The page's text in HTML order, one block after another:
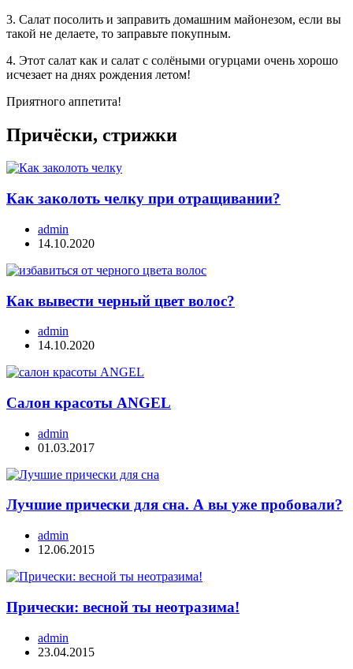
3. Салат посолить и заправить домашним майонезом, если вы
такой не делаете, то заправьте покупным.
4. Этот салат как и салат с солёными огурцами очень хорошо
исчезает на днях рождения летом!
Приятного аппетита!
Причёски, стрижки
Как заколоть челку при отращивании?
admin
14.10.2020
Как вывести черный цвет волос?
admin
14.10.2020
Салон красоты ANGEL
admin
01.03.2017
Лучшие прически для сна. А вы уже пробовали?
admin
12.06.2015
Прически: весной ты неотразима!
admin
23.04.2015